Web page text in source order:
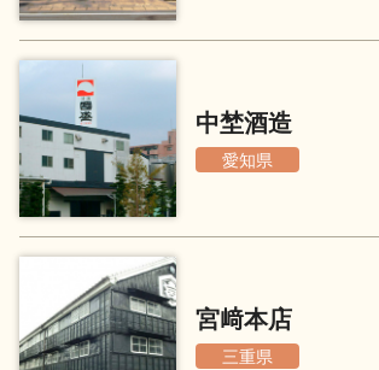
地酒・イベント情報
イベント情報TOP
中埜酒造
愛知県
宮﨑本店
三重県